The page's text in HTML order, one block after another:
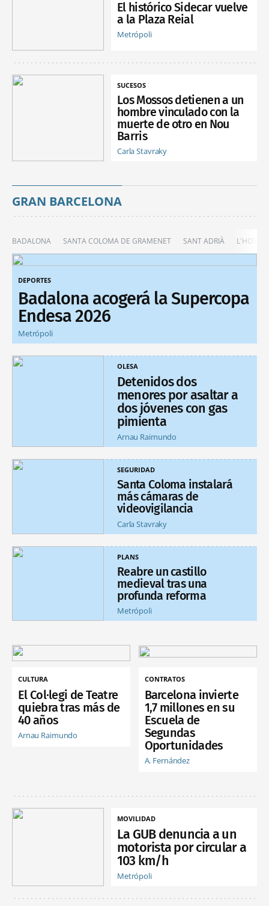
El histórico Sidecar vuelve
a la Plaza Reial
Metrópoli
SUCESOS
Los Mossos detienen a un
hombre vinculado con la
muerte de otro en Nou
Barris
Carla Stavraky
GRAN BARCELONA
BADALONA SANTA COLOMA DE GRAMENET SANT ADRIÀ
DEPORTES
Badalona acogerá la Supercopa
Endesa 2026
Metrópoli
OLESA
Detenidos dos
menores por asaltar a
dos jóvenes con gas
pimienta
Arnau Raimundo
SEGURIDAD
Santa Coloma instalará
más cámaras de
videovigilancia
Carla Stavraky
PLANS
Reabre un castillo
medieval tras una
profunda reforma
Metrópoli
CULTURA
El Col·legi de Teatre
quiebra tras más de
40 años
Arnau Raimundo
CONTRATOS
Barcelona invierte
1,7 millones en su
Escuela de
Segundas
Oportunidades
A. Fernández
MOVILIDAD
La GUB denuncia a un
motorista por circular a
103 km/h
Metrópoli